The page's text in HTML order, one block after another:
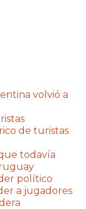
volvió a
de turistas
todavía
político
a jugadores